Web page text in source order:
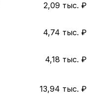
2,09 тыс. ₽
4,74 тыс. ₽
4,18 тыс. ₽
13,94 тыс. ₽